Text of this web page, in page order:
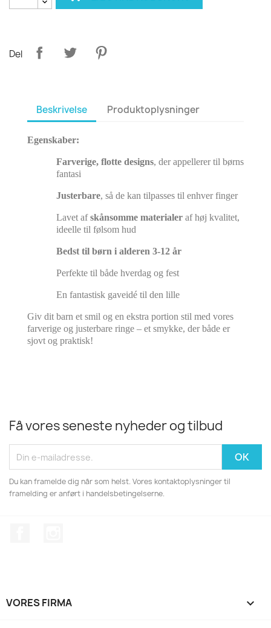
Del
Beskrivelse Produktoplysninger
Egenskaber:
Farverige, flotte designs, der appellerer til børns
fantasi
Justerbare, så de kan tilpasses til enhver finger
Lavet af skånsomme materialer af høj kvalitet,
ideelle til følsom hud
Bedst til børn i alderen 3-12 år
Perfekte til både hverdag og fest
En fantastisk gaveidé til den lille
Giv dit barn et smil og en ekstra portion stil med vores
farverige og justerbare ringe – et smykke, der både er
sjovt og praktisk!
Få vores seneste nyheder og tilbud
Du kan framelde dig når som helst. Vores kontaktoplysninger til
framelding er anført i handelsbetingelserne.
VORES FIRMA 